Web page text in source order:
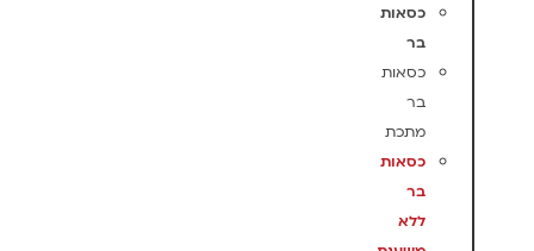
כסאות
בר
כסאות
בר
מתכת
כסאות
בר
ללא